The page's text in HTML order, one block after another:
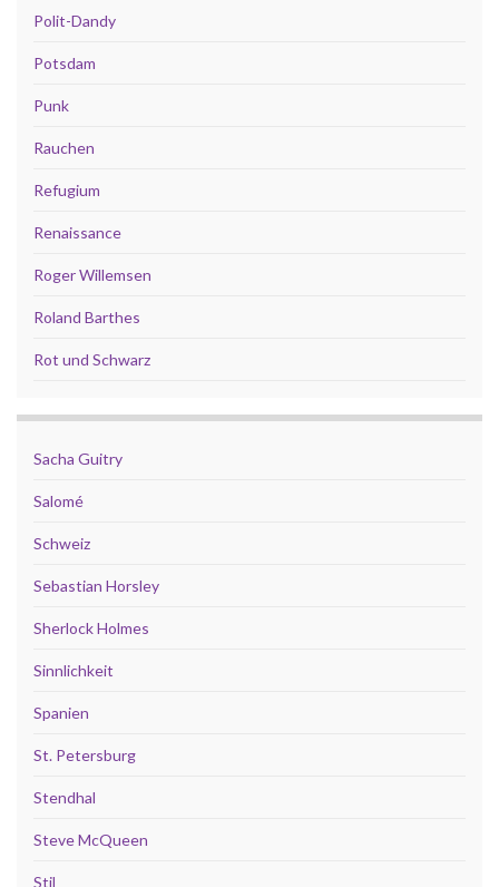
Polit-Dandy
Potsdam
Punk
Rauchen
Refugium
Renaissance
Roger Willemsen
Roland Barthes
Rot und Schwarz
Sacha Guitry
Salomé
Schweiz
Sebastian Horsley
Sherlock Holmes
Sinnlichkeit
Spanien
St. Petersburg
Stendhal
Steve McQueen
Stil